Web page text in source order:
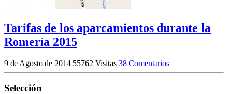
Tarifas de los aparcamientos durante la
Romería 2015
9 de Agosto de 2014 55762 Visitas 38 Comentarios
Selección